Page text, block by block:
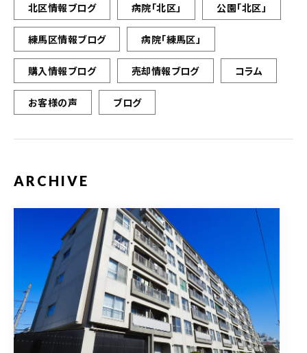
北区情報ブログ 病院「北区」 公園「北区」
練馬区情報ブログ 病院「練馬区」
購入情報ブログ 売却情報ブログ コラム
お客様の声 ブログ
ARCHIVE